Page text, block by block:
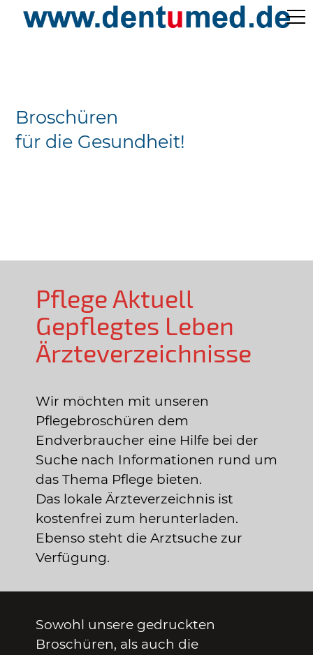
Ärzteverzeichnisse
Broschüren
für die Gesundheit!
Pflege Aktuell
Gepflegtes Leben
Ärzteverzeichnisse
Wir möchten mit unseren
Pflegebroschüren dem
Endverbraucher eine Hilfe bei der
Suche nach Informationen rund um
das Thema Pflege bieten.
Das lokale Ärzteverzeichnis ist
kostenfrei zum herunterladen.
Ebenso steht die Arztsuche zur
Verfügung.
Sowohl unsere gedruckten
Broschüren, als auch die